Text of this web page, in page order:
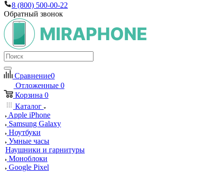
8 (800) 500-00-22
Обратный звонок
Сравнение0
Отложенные 0
Корзина 0
Каталог
Apple iPhone
Samsung Galaxy
Ноутбуки
Умные часы
Наушники и гарнитуры
Моноблоки
Google Pixel